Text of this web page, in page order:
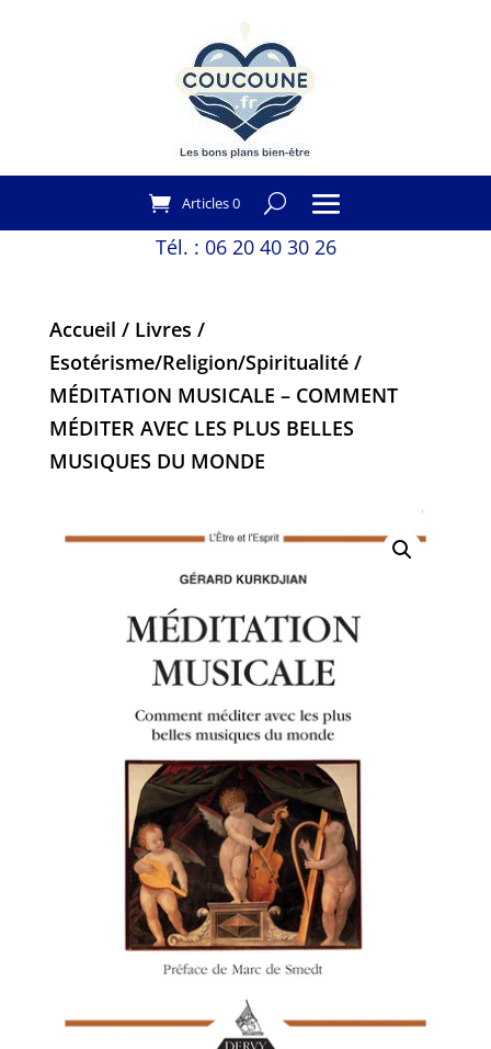
Articles 0
Tél. : 06 20 40 30 26
Accueil / Livres /
Esotérisme/Religion/Spiritualité/
MÉDITATION MUSICALE – COMMENT
MÉDITER AVEC LES PLUS BELLES
MUSIQUES DU MONDE